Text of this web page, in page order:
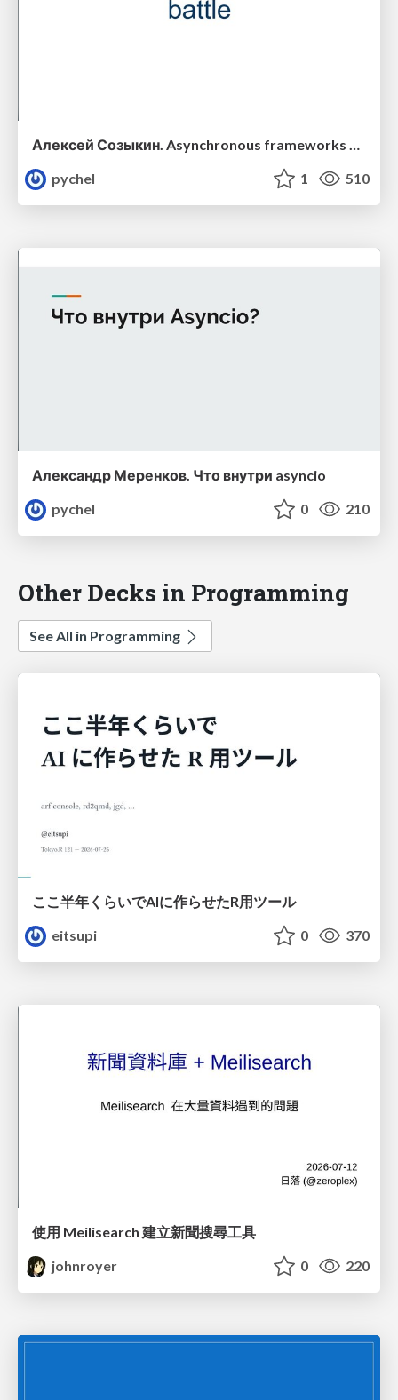
Алексей Созыкин. Asynchronous frameworks battle
pychel
1 510
Александр Меренков. Что внутри asyncio
pychel
0 210
Other Decks in Programming
See All in Programming
ここ半年くらいでAIに作らせたR用ツール
eitsupi
0 370
使用 Meilisearch 建立新聞搜尋工具
johnroyer
0 220